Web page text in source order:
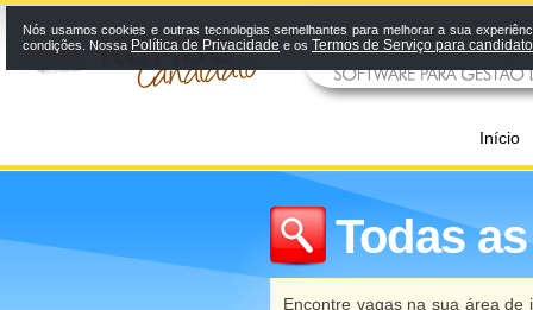
Início
Todas
Encontre vagas na sua área
Nós usamos cookies e outras tecnologias semelhantes para melhorar a sua
condições. Nossa Política de Privacidade e os Termos de Serviço para